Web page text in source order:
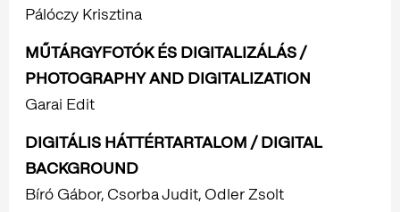
Pálóczy Krisztina
MŰTÁRGYFOTÓK ÉS DIGITALIZÁLÁS /
PHOTOGRAPHY AND DIGITALIZATION
Garai Edit
DIGITÁLIS HÁTTÉRTARTALOM / DIGITAL
BACKGROUND
Bíró Gábor, Csorba Judit, Odler Zsolt